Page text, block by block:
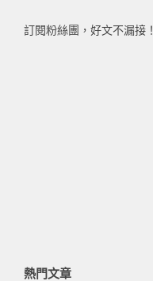
訂閱粉絲團，好文不漏接！
熱門文章